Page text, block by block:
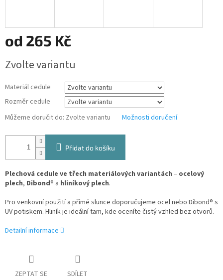
od 265 Kč
cena:
Zvolte variantu
Materiál cedule
Rozměr cedule
Můžeme doručit do: Zvolte variantu Možnosti doručení
Přidat do košíku
Plechová cedule ve třech materiálových variantách – ocelový
plech, Dibond® a hliníkový plech.
Pro venkovní použití a přímé slunce doporučujeme ocel nebo Dibond® s
UV potiskem. Hliník je ideální tam, kde oceníte čistý vzhled bez otvorů.
Detailní informace
ZEPTAT SE SDÍLET